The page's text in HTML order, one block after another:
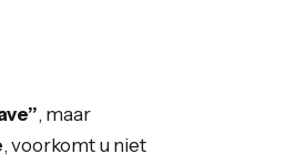
, maar
, voorkomt u niet